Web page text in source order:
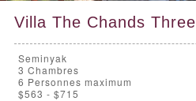
Villa The Chands Three
Seminyak
3 Chambres
6 Personnes maximum
$563 - $715